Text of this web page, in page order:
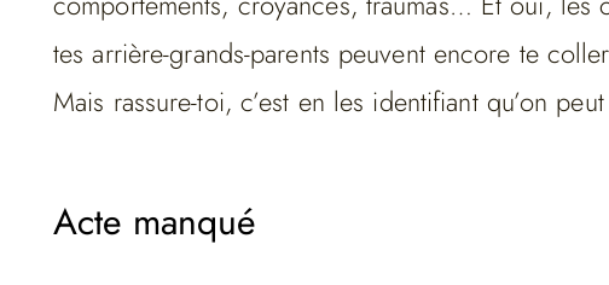
tes arrière-grands-parents peuvent encore te
Mais rassure-toi, c’est en les identifiant qu’on
Acte manqué